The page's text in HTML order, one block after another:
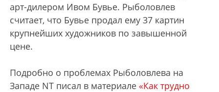
арт-дилером Ивом Бувье. Рыболовлев
считает, что Бувье продал ему 37 картин
крупнейших художников по завышенной
цене.
Подробно о проблемах Рыболовлева на
Западе NT писал в материале «Как трудно